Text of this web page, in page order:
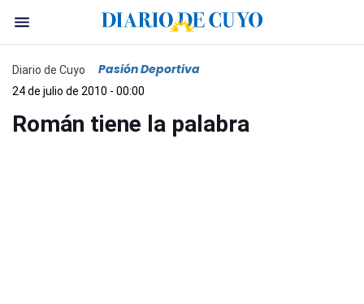
Diario de Cuyo Pasión Deportiva
24 de julio de 2010 - 00:00
Román tiene la palabra